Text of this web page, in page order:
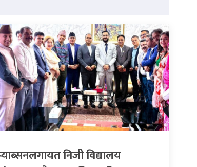
निजी विद्यालय